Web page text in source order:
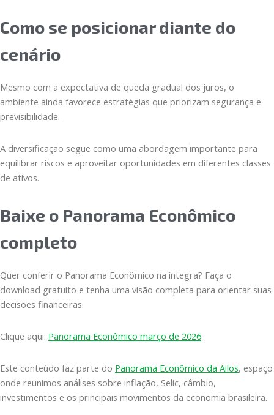
Como se posicionar diante do
cenário
Mesmo com a expectativa de queda gradual dos juros, o
ambiente ainda favorece estratégias que priorizam segurança e
previsibilidade.
A diversificação segue como uma abordagem importante para
equilibrar riscos e aproveitar oportunidades em diferentes classes
de ativos.
Baixe o Panorama Econômico
completo
Quer conferir o Panorama Econômico na íntegra? Faça o
download gratuito e tenha uma visão completa para orientar suas
decisões financeiras.
Clique aqui: Panorama Econômico março de 2026
Este conteúdo faz parte do Panorama Econômico da Ailos, espaço
onde reunimos análises sobre inflação, Selic, câmbio,
investimentos e os principais movimentos da economia brasileira.